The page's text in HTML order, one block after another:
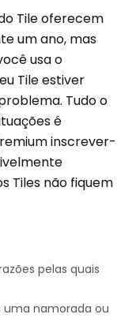
Tile oferecem
um ano, mas
usa o
Tile estiver
Tudo o
é
inscrever-
Tiles não fiquem
pelas quais
uma namorada ou